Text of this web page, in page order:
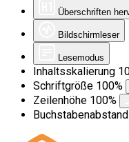
Überschriften
Bildschirmleser
Lesemodus
Inhaltsskalierung
Schriftgröße 100%
Zeilenhöhe 100%
Buchstabenabstand